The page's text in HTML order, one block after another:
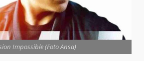
Impossible (Foto Ansa)